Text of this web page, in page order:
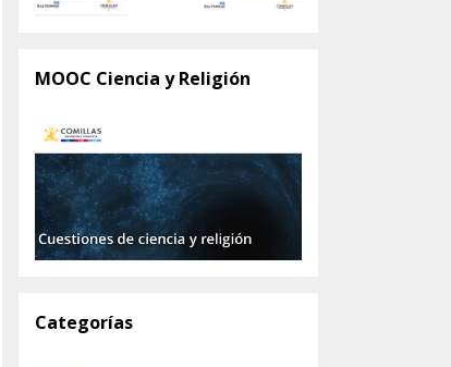
MOOC Ciencia y Religión
Categorías